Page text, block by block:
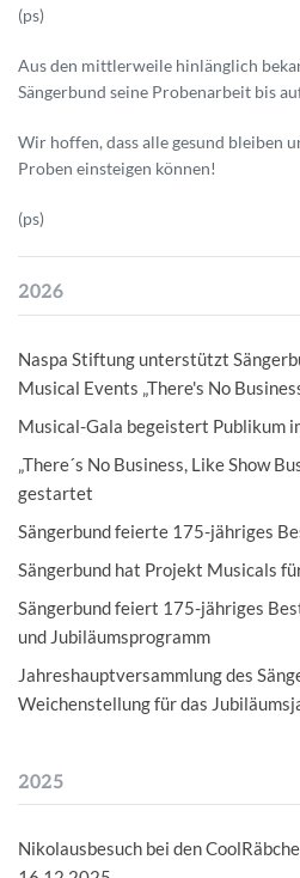
(ps)
Aus den mittlerweile hinlänglich
Sängerbund seine Probenarbeit bis
Wir hoffen, dass alle gesund bleiben
Proben einsteigen können!
(ps)
2026
Naspa Stiftung unterstützt
Musical Events „There's No
Musical-Gala begeistert Publikum
„There´s No Business, Like Show
gestartet
Sängerbund feierte 175-jähriges
Sängerbund hat Projekt Musicals
Sängerbund feiert 175-jähriges
und Jubiläumsprogramm
Jahreshauptversammlung des
Weichenstellung für das
2025
Nikolausbesuch bei den